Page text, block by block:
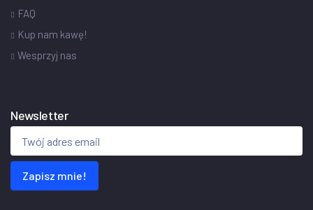
FAQ
Kup nam kawę!
Wesprzyj nas
Newsletter
Zapisz mnie!